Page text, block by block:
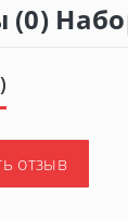
(0)
отзыв